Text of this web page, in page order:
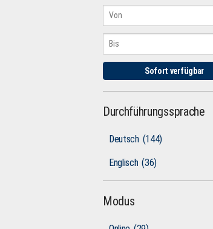
Sofort verfügbar
Durchführungssprache
Deutsch (144)
Englisch (36)
Modus